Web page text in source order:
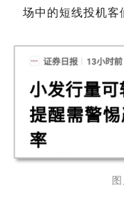
场中的短线投机客